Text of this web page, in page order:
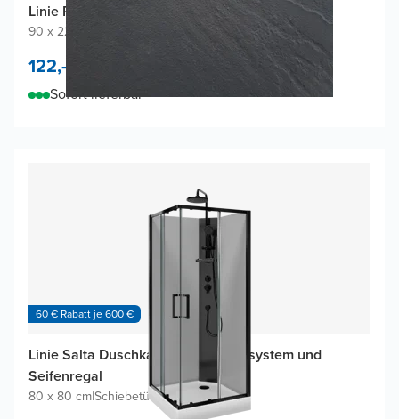
Linie Rumba Duschrückwand
90 x 220 cm
122,-
Sofort lieferbar
60 € Rabatt je 600 €
Linie Salta Duschkabine mit Duschsystem und
Seifenregal
80 x 80 cm|Schiebetür|Profil Schwarz